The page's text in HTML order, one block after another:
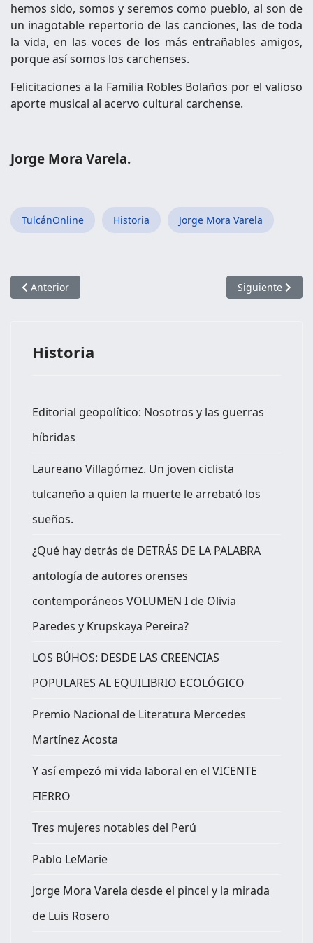
hemos sido, somos y seremos como pueblo, al son de
un inagotable repertorio de las canciones, las de toda
la vida, en las voces de los más entrañables amigos,
porque así somos los carchenses.
Felicitaciones a la Familia Robles Bolaños por el valioso
aporte musical al acervo cultural carchense.
Jorge Mora Varela.
TulcánOnline Historia Jorge Mora Varela
Artículo anterior: HE VIVIDO EN DOS MUNDOS DIFERENTES
Anterior Artículo
Siguiente
Historia
Editorial geopolítico: Nosotros y las guerras
híbridas
Laureano Villagómez. Un joven ciclista
tulcaneño a quien la muerte le arrebató los
sueños.
¿Qué hay detrás de DETRÁS DE LA PALABRA
antología de autores orenses
contemporáneos VOLUMEN I de Olivia
Paredes y Krupskaya Pereira?
LOS BÚHOS: DESDE LAS CREENCIAS
POPULARES AL EQUILIBRIO ECOLÓGICO
Premio Nacional de Literatura Mercedes
Martínez Acosta
Y así empezó mi vida laboral en el VICENTE
FIERRO
Tres mujeres notables del Perú
Pablo LeMarie
Jorge Mora Varela desde el pincel y la mirada
de Luis Rosero